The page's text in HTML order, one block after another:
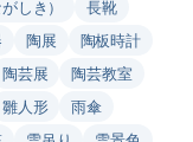
しき）
長靴
陶展
陶板時計
陶芸展
陶芸教室
雛人形
雨傘